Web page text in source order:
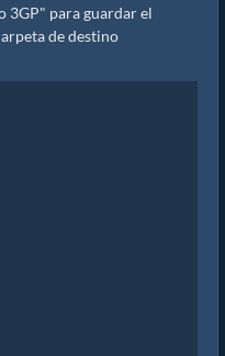
3GP" para guardar el
de destino